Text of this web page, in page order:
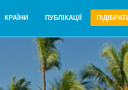
КРАЇНИ ПУБЛІКАЦІЇ